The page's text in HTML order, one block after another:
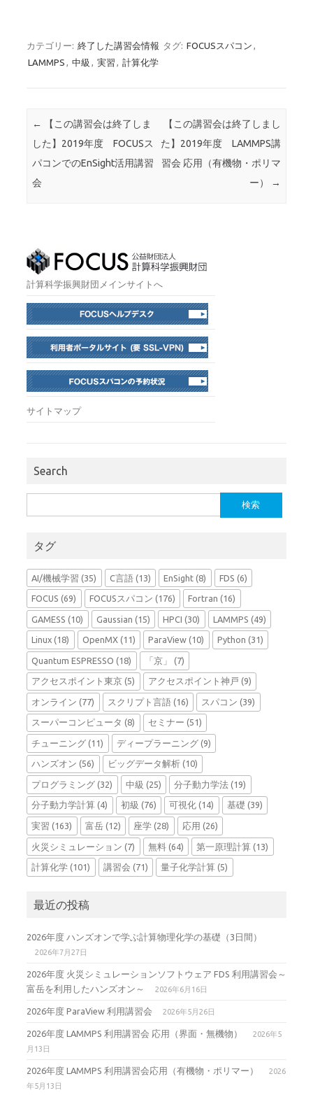
カテゴリー: 終了した講習会情報 タグ: FOCUSスパコン ,
LAMMPS , 中級 , 実習 , 計算化学
投稿ナビゲーション
←
【この講習会は終了しま
した】2019年度 FOCUSス
パコンでのEnSight活用講習
会
【この講習会は終了しまし
た】2019年度 LAMMPS講
習会 応用（有機物・ポリマ
ー）
→
計算科学振興財団メインサイトへ
サイトマップ
Search
索:
タグ
AI/機械学習 (35) C言語(13) EnSight (8) FDS (6)
FOCUS (69) FOCUSスパコン (176) Fortran (16)
GAMESS (10) Gaussian (15) HPCI (30) LAMMPS (49)
Linux (18) OpenMX(11) ParaView (10) Python (31)
Quantum ESPRESSO (18) 「京」 (7)
アクセスポイント東京 (5) アクセスポイント神戸 (9)
オンライン (77) スクリプト言語(16) スパコン (39)
スーパーコンピュータ (8) セミナー (51)
チューニング (11) ディープラーニング(9)
ハンズオン (56) ビッグデータ解析(10)
プログラミング (32) 中級 (25) 分子動力学法 (19)
分子動力学計算 (4) 初級 (76) 可視化 (14) 基礎 (39)
実習 (163) 富岳(12) 座学 (28) 応用 (26)
火災シミュレーション (7) 無料(64) 第一原理計算 (13)
計算化学 (101) 講習会 (71) 量子化学計算 (5)
最近の投稿
2026年度 ハンズオンで学ぶ計算物理化学の基礎（3日間）
2026年7月27日
2026年度 火災シミュレーションソフトウェア FDS 利用講習会～
富岳を利用したハンズオン～
2026年6月16日
2026年度 ParaView 利用講習会 2026年5月26日
2026年度 LAMMPS 利用講習会 応用（界面・無機物）
2026年5
月13日
2026年度 LAMMPS 利用講習会応用（有機物・ポリマー）
2026
年5月13日